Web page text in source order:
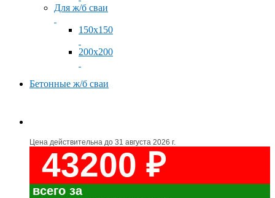
Для ж/б сваи
150x150
200x200
Бетонные ж/б сваи
Цена действительна до 31 августа 2026 г.
43200 ₽
всего за